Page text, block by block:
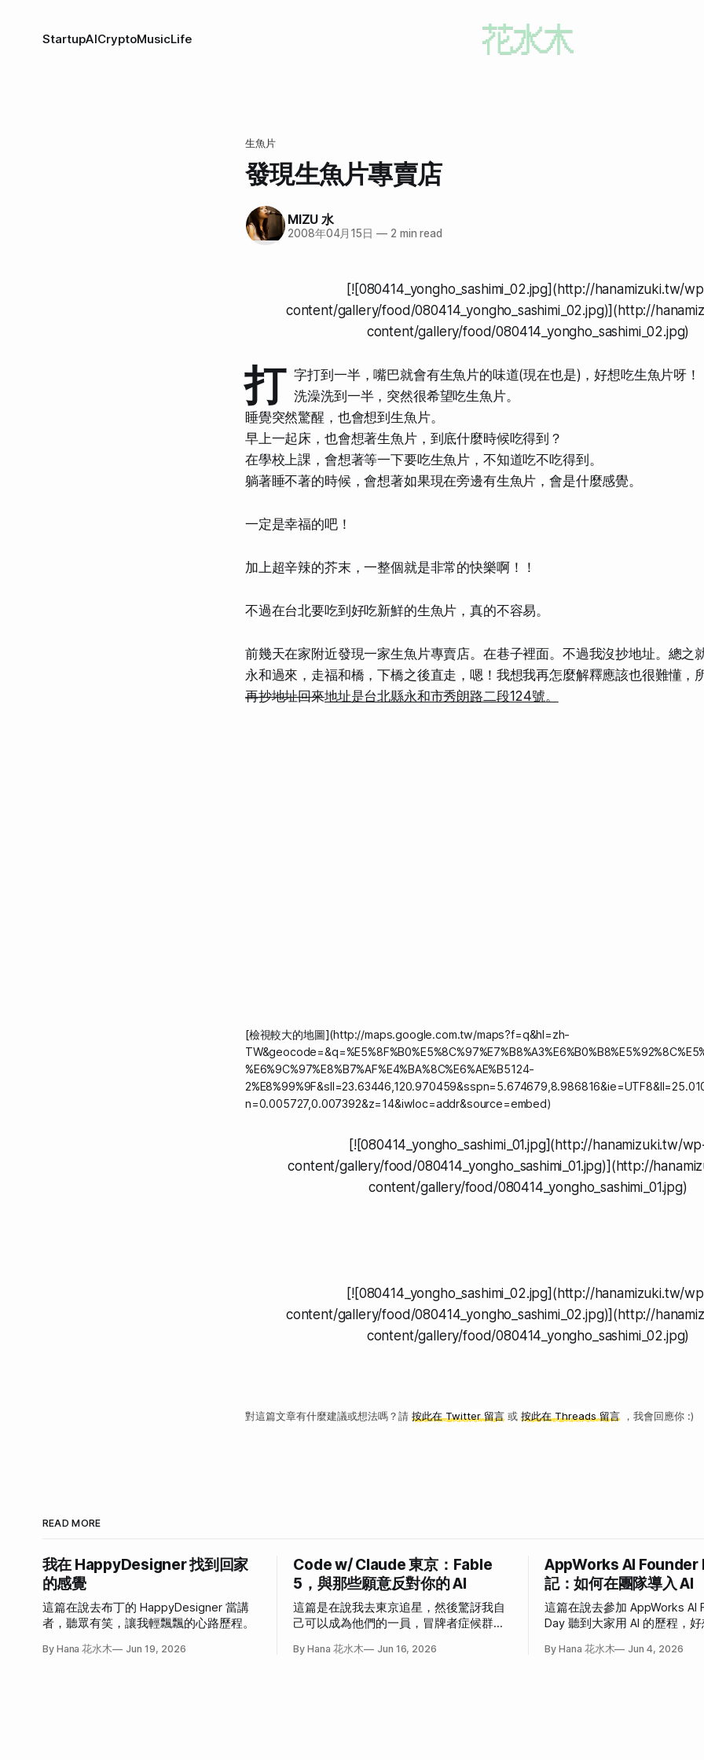
StartupAICryptoMusicLife
生魚片
發現生魚片專賣店
MIZU 水
2008年04月15日 —2 min read
[![080414_yongho_sashimi_02.jpg](http://hanamizuki.tw/
content/gallery/food/080414_yongho_sashimi_02.jpg)](http://
content/gallery/food/080414_yongho_sashimi_02.jpg)
打 字打到一半，嘴巴就會有生魚片的味道(現在也是)，好想吃生魚片呀！
洗澡洗到一半，突然很希望吃生魚片。
睡覺突然驚醒，也會想到生魚片。
早上一起床，也會想著生魚片，到底什麼時候吃得到？
在學校上課，會想著等一下要吃生魚片，不知道吃不吃得到。
躺著睡不著的時候，會想著如果現在旁邊有生魚片，會是什麼感覺。
一定是幸福的吧！
加上超辛辣的芥末，一整個就是非常的快樂啊！！
不過在台北要吃到好吃新鮮的生魚片，真的不容易。
前幾天在家附近發現一家生魚片專賣店。在巷子裡面。不過我沒抄地址。總之
永和過來，走福和橋，下橋之後直走，嗯！我想我再怎麼解釋應該也很難懂，
再抄地址回來地址是台北縣永和市秀朗路二段124號。
[檢視較大的地圖](http://maps.google.com.tw/maps?f=q&hl=zh-
%E6%9C%97%E8%B7%AF%E4%BA%8C%E6%AE%B5124-
n=0.005727,0.007392&z=14&iwloc=addr&source=embed)
[![080414_yongho_sashimi_01.jpg](http://hanamizuki.tw/
content/gallery/food/080414_yongho_sashimi_01.jpg)](http://
content/gallery/food/080414_yongho_sashimi_01.jpg)
[![080414_yongho_sashimi_02.jpg](http://hanamizuki.tw/
content/gallery/food/080414_yongho_sashimi_02.jpg)](http://
content/gallery/food/080414_yongho_sashimi_02.jpg)
對這篇文章有什麼建議或想法嗎？請 按此在 Twitter 留言 或 按此在 Threads 留言 ，我會回應你 :)
READ MORE
我在 HappyDesigner 找到回家
的感覺
這篇在說去布丁的 HappyDesigner 當講
者，聽眾有笑，讓我輕飄飄的心路歷程。
By Hana 花水木 Jun 19, 2026
Code w/ Claude 東京：Fable
5，與那些願意反對你的 AI
這篇是在說我去東京追星，然後驚訝我自
己可以成為他們的一員，冒牌者症候群大
By Hana 花水木 Jun 16, 2026
AppWorks AI Founder
記：如何在團隊導入 AI
這篇在說去參加 AppWorks AI
Day 聽到大家用 AI 的歷程，好
By Hana 花水木 Jun 4, 2026